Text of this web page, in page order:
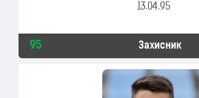
13.04.95
95 Захисник